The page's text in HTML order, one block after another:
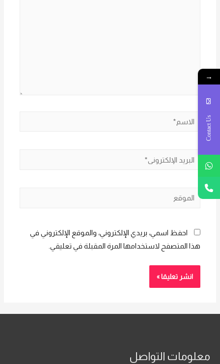
الاسم*
البريد
الموقع
احفظ اسمي، بريدي الإلكتروني، والموقع الإلكتروني في
هذا المتصفح لاستخدامها المرة المقبلة في تعليقي.
معلومات التواصل
→
Contact Us